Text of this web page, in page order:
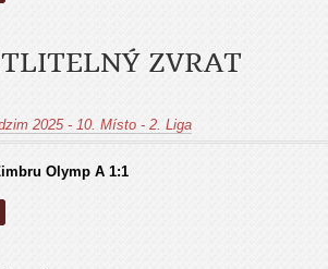
ZVRAT
2025 - 10. Místo - 2. Liga
Olymp A 1:1